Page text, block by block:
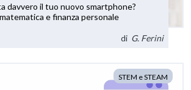
davvero il tuo nuovo smartphone?
e finanza personale
di G. Ferini
STEM e STEAM